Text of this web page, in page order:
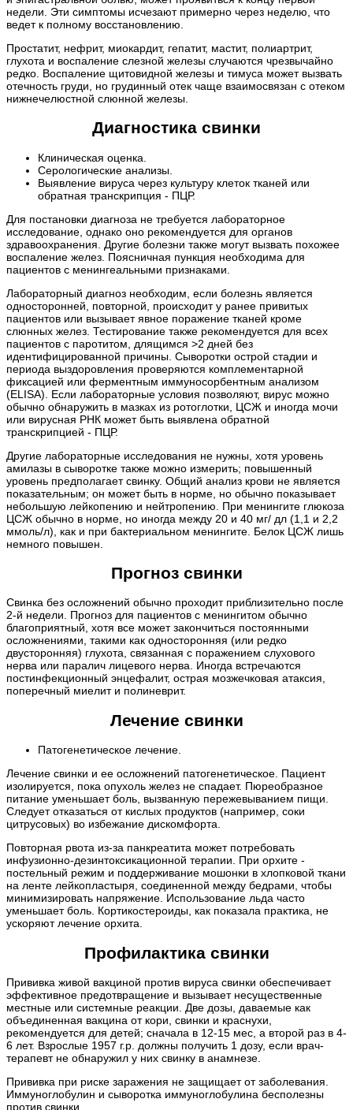
недели. Эти симптомы исчезают примерно через неделю, что
ведет к полному восстановлению.
Простатит, нефрит, миокардит, гепатит, мастит, полиартрит,
глухота и воспаление слезной железы случаются чрезвычайно
редко. Воспаление щитовидной железы и тимуса может вызвать
отечность груди, но грудинный отек чаще взаимосвязан с отеком
нижнечелюстной слюнной железы.
Диагностика свинки
Клиническая оценка.
Серологические анализы.
Выявление вируса через культуру клеток тканей или
обратная транскрипция - ПЦР.
Для постановки диагноза не требуется лабораторное
исследование, однако оно рекомендуется для органов
здравоохранения. Другие болезни также могут вызвать похожее
воспаление желез. Поясничная пункция необходима для
пациентов с менингеальными признаками.
Лабораторный диагноз необходим, если болезнь является
односторонней, повторной, происходит у ранее привитых
пациентов или вызывает явное поражение тканей кроме
слюнных желез. Тестирование также рекомендуется для всех
пациентов с паротитом, длящимся >2 дней без
идентифицированной причины. Сыворотки острой стадии и
периода выздоровления проверяются комплементарной
фиксацией или ферментным иммуносорбентным анализом
(ELISA). Если лабораторные условия позволяют, вирус можно
обычно обнаружить в мазках из ротоглотки, ЦСЖ и иногда мочи
или вирусная РНК может быть выявлена обратной
транскрипцией - ПЦР.
Другие лабораторные исследования не нужны, хотя уровень
амилазы в сыворотке также можно измерить; повышенный
уровень предполагает свинку. Общий анализ крови не является
показательным; он может быть в норме, но обычно показывает
небольшую лейкопению и нейтропению. При менингите глюкоза
ЦСЖ обычно в норме, но иногда между 20 и 40 мг/ дл (1,1 и 2,2
ммоль/л), как и при бактериальном менингите. Белок ЦСЖ лишь
немного повышен.
Прогноз свинки
Свинка без осложнений обычно проходит приблизительно после
2-й недели. Прогноз для пациентов с менингитом обычно
благоприятный, хотя все может закончиться постоянными
осложнениями, такими как односторонняя (или редко
двусторонняя) глухота, связанная с поражением слухового
нерва или паралич лицевого нерва. Иногда встречаются
постинфекционный энцефалит, острая мозжечковая атаксия,
поперечный миелит и полиневрит.
Лечение свинки
Патогенетическое лечение.
Лечение свинки и ее осложнений патогенетическое. Пациент
изолируется, пока опухоль желез не спадает. Пюреобразное
питание уменьшает боль, вызванную пережевыванием пищи.
Следует отказаться от кислых продуктов (например, соки
цитрусовых) во избежание дискомфорта.
Повторная рвота из-за панкреатита может потребовать
инфузионно-дезинтоксикационной терапии. При орхите -
постельный режим и поддерживание мошонки в хлопковой ткани
на ленте лейкопластыря, соединенной между бедрами, чтобы
минимизировать напряжение. Использование льда часто
уменьшает боль. Кортикостероиды, как показала практика, не
ускоряют лечение орхита.
Профилактика свинки
Прививка живой вакциной против вируса свинки обеспечивает
эффективное предотвращение и вызывает несущественные
местные или системные реакции. Две дозы, даваемые как
объединенная вакцина от кори, свинки и краснухи,
рекомендуется для детей; сначала в 12-15 мес, а второй раз в 4-
6 лет. Взрослые 1957 г.р. должны получить 1 дозу, если врач-
терапевт не обнаружил у них свинку в анамнезе.
Прививка при риске заражения не защищает от заболевания.
Иммуноглобулин и сыворотка иммуноглобулина бесполезны
против свинки.